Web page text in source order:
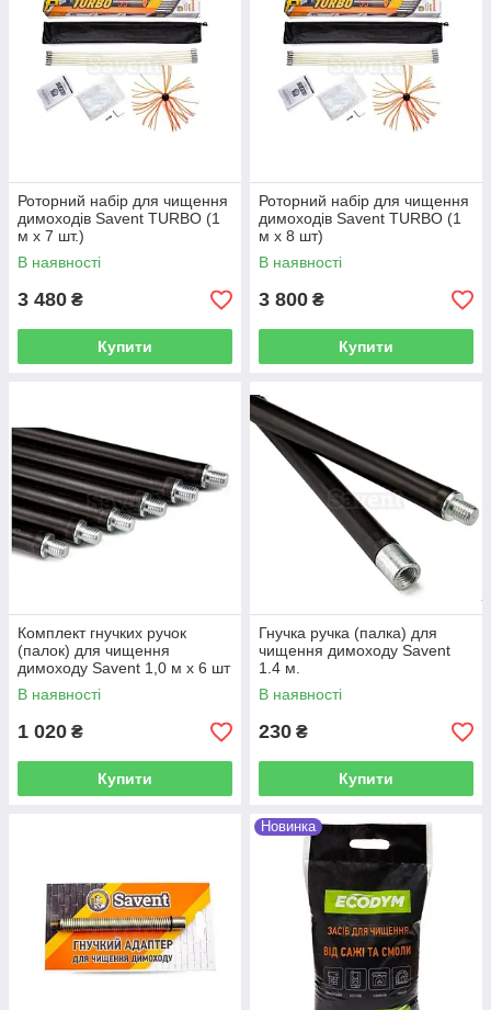
Роторний набір для чищення
димоходів Savеnt TURBO (1
м х 7 шт.)
В наявності
3 480 ₴
Купити
Роторний набір для чищення
димоходів Savent TURBO (1
м х 8 шт)
В наявності
3 800 ₴
Купити
Комплект гнучких ручок
(палок) для чищення
димоходу Savent 1,0 м x 6 шт
В наявності
1 020 ₴
Купити
Гнучка ручка (палка) для
чищення димоходу Savent
1.4 м.
В наявності
230 ₴
Купити
Новинка